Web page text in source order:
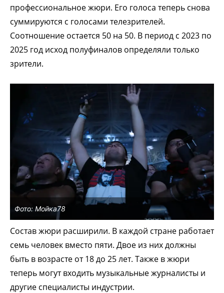
профессиональное жюри. Его голоса теперь снова
суммируются с голосами телезрителей.
Соотношение остается 50 на 50. В период с 2023 по
2025 год исход полуфиналов определяли только
зрители.
Фото: Мойка78
Состав жюри расширили. В каждой стране работает
семь человек вместо пяти. Двое из них должны
быть в возрасте от 18 до 25 лет. Также в жюри
теперь могут входить музыкальные журналисты и
другие специалисты индустрии.